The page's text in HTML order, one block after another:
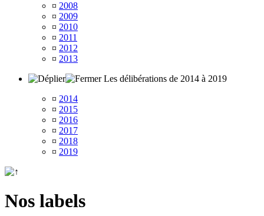
¤ 2008
¤ 2009
¤ 2010
¤ 2011
¤ 2012
¤ 2013
Les délibérations de 2014 à 2019
¤ 2014
¤ 2015
¤ 2016
¤ 2017
¤ 2018
¤ 2019
Nos labels